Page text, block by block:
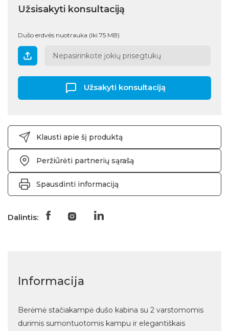
Užsisakyti konsultaciją
Dušo erdvės nuotrauka (Iki 75 MB)
Nepasirinkote jokių prisegtukų
Užsakyti konsultaciją
Klausti apie šį produktą
Peržiūrėti partnerių sąrašą
Spausdinti informaciją
Dalintis:
Informacija
Berėmė stačiakampė dušo kabina su 2 varstomomis
durimis sumontuotomis kampu ir elegantiškais